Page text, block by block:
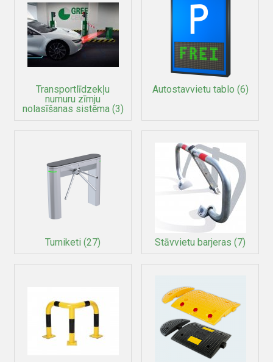
Transportlīdzekļu
numuru zīmju
nolasīšanas sistēma (3)
Autostavvietu tablo (6)
Turniketi (27) Stāvvietu barjeras (7)